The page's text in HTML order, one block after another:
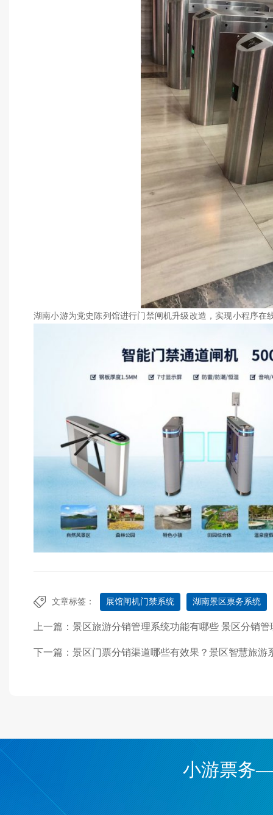
湖南小游为党史陈列馆进行门禁闸机升级改造 ，实现小程序在
文章标签： 展馆闸机门禁系统 湖南景区票务系统
上一篇： 景区旅游分销管理系统功能有哪些 景区分销管
下一篇： 景区门票分销渠道哪些有效果？景区智慧旅游
小游票务